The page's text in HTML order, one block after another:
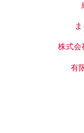
株式会
有